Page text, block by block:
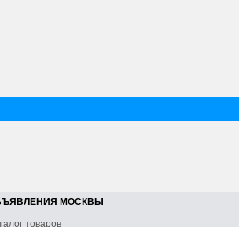
МОСКВЫ
товаров